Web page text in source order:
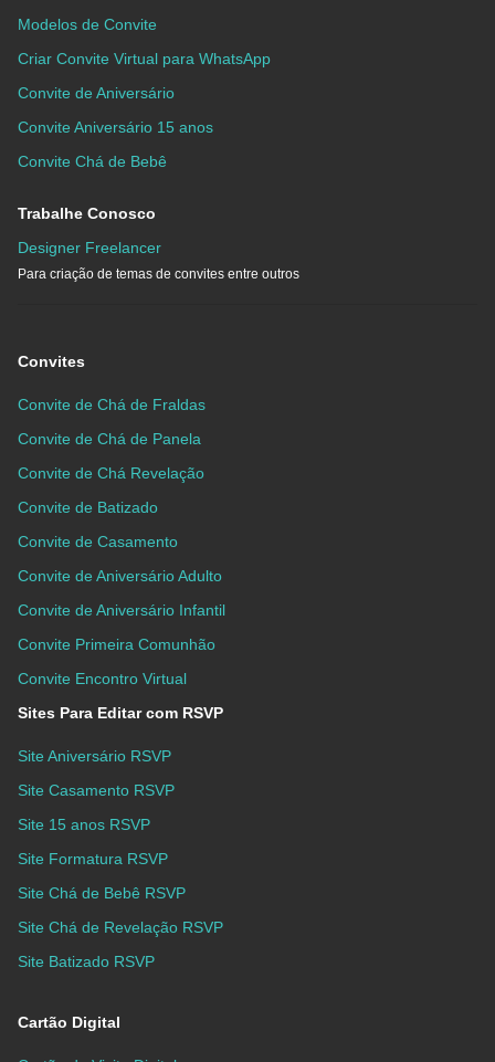
Modelos de Convite
Criar Convite Virtual para WhatsApp
Convite de Aniversário
Convite Aniversário 15 anos
Convite Chá de Bebê
Trabalhe Conosco
Designer Freelancer
Para criação de temas de convites entre outros
Convites
Convite de Chá de Fraldas
Convite de Chá de Panela
Convite de Chá Revelação
Convite de Batizado
Convite de Casamento
Convite de Aniversário Adulto
Convite de Aniversário Infantil
Convite Primeira Comunhão
Convite Encontro Virtual
Sites Para Editar com RSVP
Site Aniversário RSVP
Site Casamento RSVP
Site 15 anos RSVP
Site Formatura RSVP
Site Chá de Bebê RSVP
Site Chá de Revelação RSVP
Site Batizado RSVP
Cartão Digital